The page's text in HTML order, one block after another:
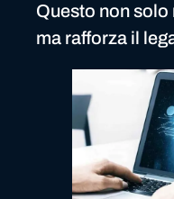
Questo non solo
ma rafforza il